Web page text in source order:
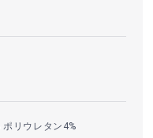
リウレタン4%